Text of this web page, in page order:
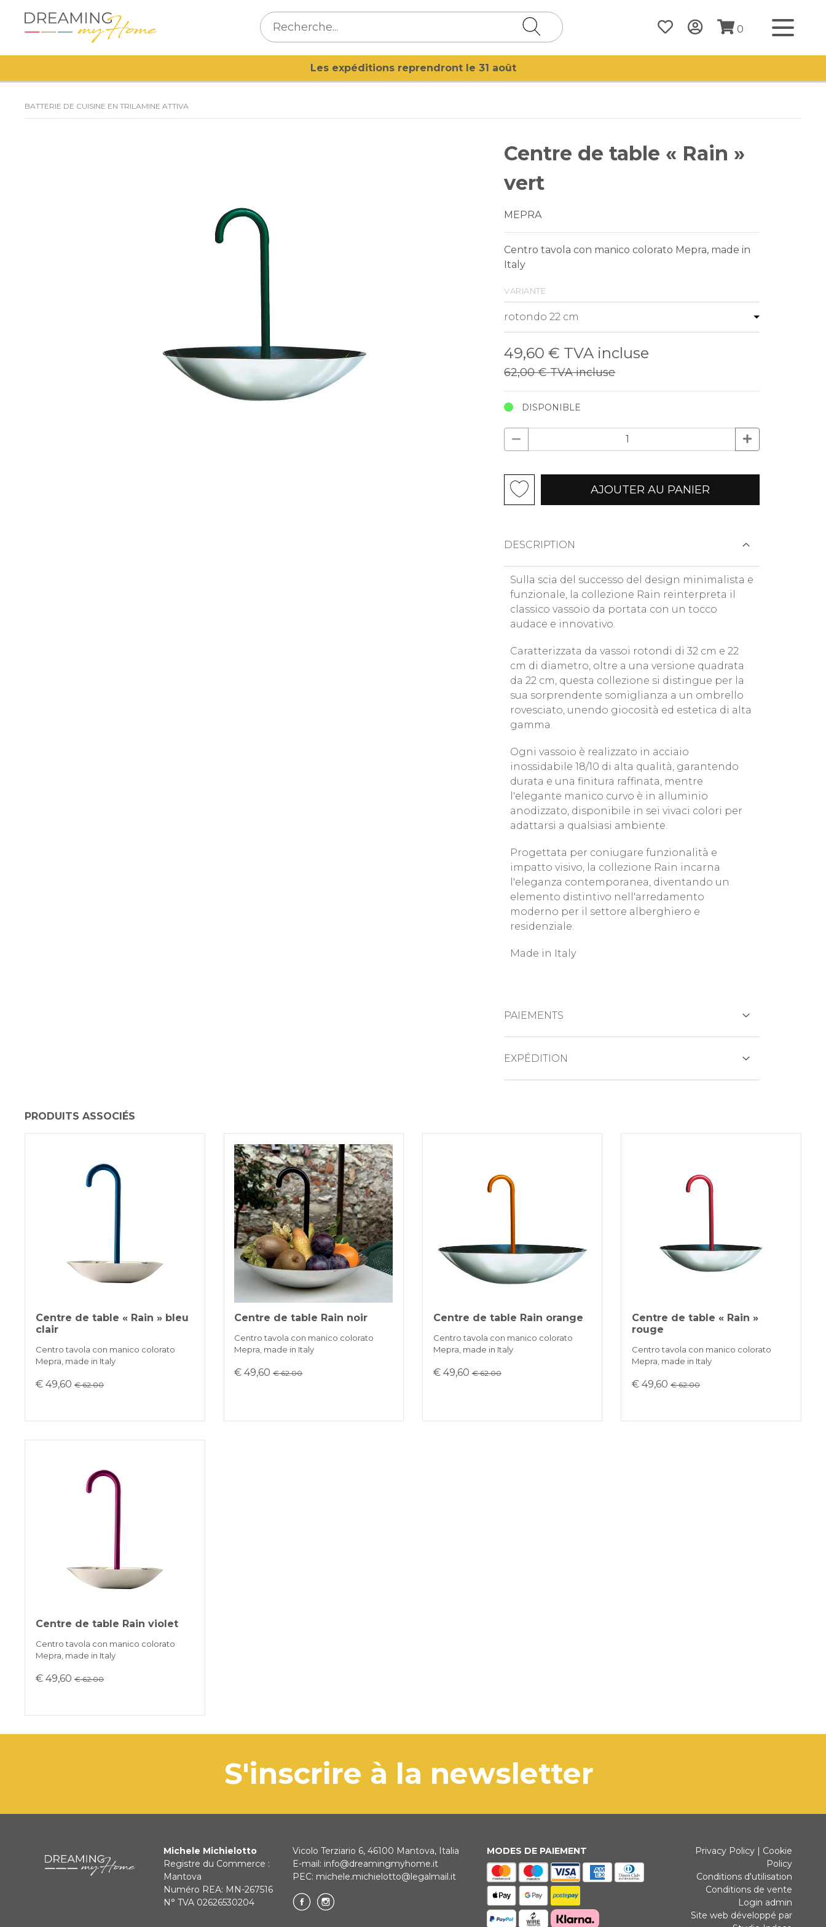
0
Les expéditions reprendront le 31 août
BATTERIE DE CUISINE EN TRILAMINE ATTIVA
Centre de table « Rain »
vert
MEPRA
Centro tavola con manico colorato Mepra, made in
Italy
variante
49,60 € TVA incluse
62,00 €TVA incluse
DISPONIBLE
AJOUTER AU PANIER
DESCRIPTION
Sulla scia del successo del design minimalista e
funzionale, la collezione Rain reinterpreta il
classico vassoio da portata con un tocco
audace e innovativo.
Caratterizzata da vassoi rotondi di 32 cm e 22
cm di diametro, oltre a una versione quadrata
da 22 cm, questa collezione si distingue per la
sua sorprendente somiglianza a un ombrello
rovesciato, unendo giocosità ed estetica di alta
gamma.
Ogni vassoio è realizzato in acciaio
inossidabile 18/10 di alta qualità, garantendo
durata e una finitura raffinata, mentre
l'elegante manico curvo è in alluminio
anodizzato, disponibile in sei vivaci colori per
adattarsi a qualsiasi ambiente.
Progettata per coniugare funzionalità e
impatto visivo, la collezione Rain incarna
l'eleganza contemporanea, diventando un
elemento distintivo nell'arredamento
moderno per il settore alberghiero e
residenziale.
Made in Italy
PAIEMENTS
Paiement en 3 fois sans intérêt pour les commandes supérieures à 35 €
EXPÉDITION
PRODUITS ASSOCIÉS
Centre de table « Rain » bleu
clair
Centro tavola con manico colorato
Mepra, made in Italy
€ 49,60€ 62.00
Centre de table Rain noir
Centro tavola con manico colorato
Mepra, made in Italy
€ 49,60€ 62.00
Centre de table Rain orange
Centro tavola con manico colorato
Mepra, made in Italy
€ 49,60€ 62.00
Centre de table « Rain »
rouge
Centro tavola con manico colorato
Mepra, made in Italy
€ 49,60€ 62.00
Centre de table Rain violet
Centro tavola con manico colorato
Mepra, made in Italy
€ 49,60€ 62.00
s'inscrire à la newsletter
Michele Michielotto
Registre du Commerce :
Mantova
Numéro REA: MN-267516
N° TVA 02626530204
Vicolo Terziario 6, 46100 Mantova, Italia
E-mail: info@dreamingmyhome.it
PEC: michele.michielotto@legalmail.it
MODES DE PAIEMENT Privacy Policy| Cookie
Policy
Conditions d'utilisation
Conditions de vente
Login admin
Site web développé par